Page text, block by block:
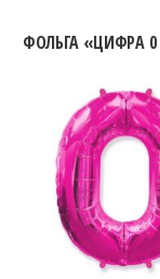
ФОЛЬГА «ЦИФРА